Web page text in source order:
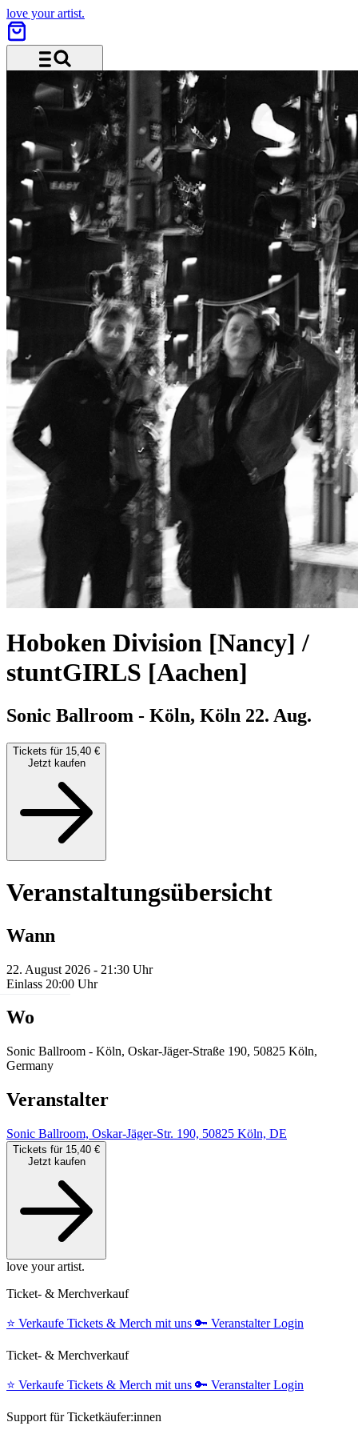
love your artist.
Menü und Suche
Hoboken Division [Nancy] /
stuntGIRLS [Aachen]
Sonic Ballroom - Köln, Köln 22. Aug.
Tickets für 15,40 €
Jetzt kaufen
Veranstaltungsübersicht
Wann
22. August 2026 - 21:30 Uhr
Einlass 20:00 Uhr
Wo
Sonic Ballroom - Köln, Oskar-Jäger-Straße 190, 50825 Köln,
Germany
Veranstalter
Sonic Ballroom, Oskar-Jäger-Str. 190, 50825 Köln, DE
Tickets für 15,40 €
Jetzt kaufen
love your artist.
Ticket- & Merchverkauf
⭐️ Verkaufe Tickets & Merch mit uns 🔑 Veranstalter Login
Ticket- & Merchverkauf
⭐️ Verkaufe Tickets & Merch mit uns 🔑 Veranstalter Login
Support für Ticketkäufer:innen